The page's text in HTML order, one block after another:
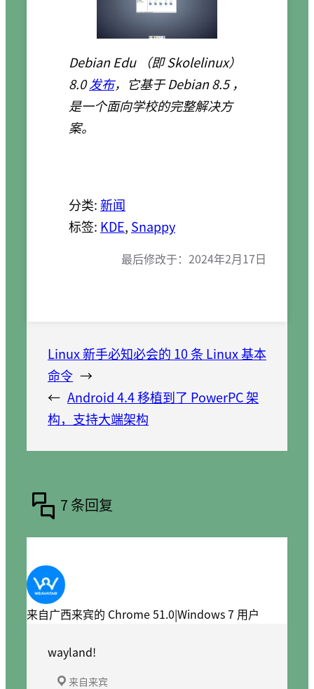
Debian Edu （即 Skolelinux）
8.0发布，它基于 Debian 8.5 ，
是一个面向学校的完整解决方
案。
分类:新闻
标签: KDE, Snappy
最后修改于： 2024年2月17日
Linux 新手必知必会的 10 条 Linux 基本
命令 →
← Android 4.4 移植到了 PowerPC 架
构，支持大端架构
7 条回复
来自广西来宾的 Chrome 51.0|Windows 7 用户
wayland!
来自来宾